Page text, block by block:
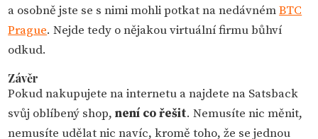
a osobně jste se s nimi mohli potkat na nedávnémBTC
Prague. Nejde tedy o nějakou virtuální firmu bůhví
odkud.
Závěr
Pokud nakupujete na internetu a najdete na Satsback
svůj oblíbený shop,není co řešit. Nemusíte nic měnit,
nemusíte udělat nic navíc, kromě toho, že se jednou